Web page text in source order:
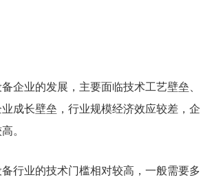
企业的发展，主要面临技术工艺壁垒、
成长壁垒，行业规模经济效应较差，企
。
行业的技术门槛相对较高，一般需要多